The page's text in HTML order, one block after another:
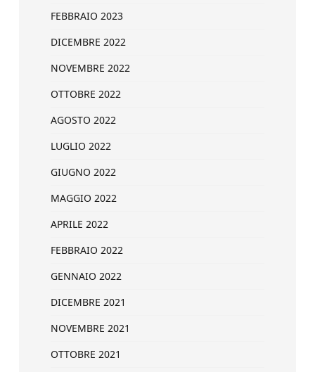
FEBBRAIO 2023
DICEMBRE 2022
NOVEMBRE 2022
OTTOBRE 2022
AGOSTO 2022
LUGLIO 2022
GIUGNO 2022
MAGGIO 2022
APRILE 2022
FEBBRAIO 2022
GENNAIO 2022
DICEMBRE 2021
NOVEMBRE 2021
OTTOBRE 2021